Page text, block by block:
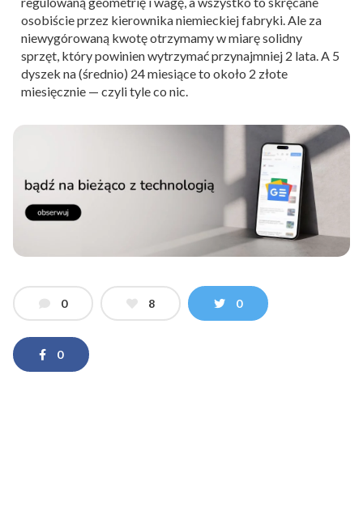
osobiście przez kierownika niemieckiej fabryki. Ale za
niewygórowaną kwotę otrzymamy w miarę solidny
sprzęt, który powinien wytrzymać przynajmniej 2 lata. A 5
dyszek na (średnio) 24 miesiące to około 2 złote
miesięcznie — czyli tyle co nic.
0 8 0
0